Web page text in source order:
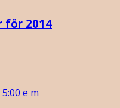
för 2014
e m